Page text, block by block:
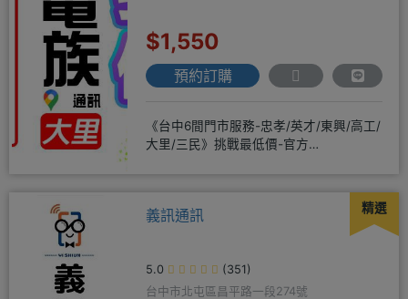
$1,550
預約訂購
《台中6間門市服務-忠孝/英才/東興/高工/
大里/三民》挑戰最低價-官方
精選
義訊通訊
5.0
(351)
台中市北屯區昌平路一段274號